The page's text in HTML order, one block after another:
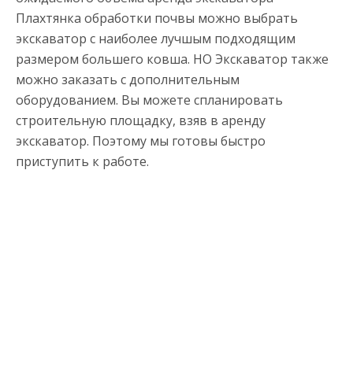
Плахтянка обработки почвы можно выбрать
экскаватор с наиболее лучшым подходящим
размером большего ковша. НО Экскаватор также
можно заказать с дополнительным
оборудованием. Вы можете спланировать
строительную площадку, взяв в аренду
экскаватор. Поэтому мы готовы быстро
приступить к работе.